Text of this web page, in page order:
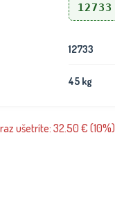
12733
12733
45 kg
ušetríte: 32.50 € (10%)